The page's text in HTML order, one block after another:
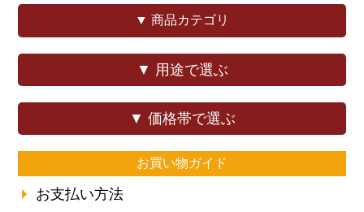
▼ 商品カテゴリ
▼ 用途で選ぶ
▼ 価格帯で選ぶ
お買い物ガイド
お支払い方法